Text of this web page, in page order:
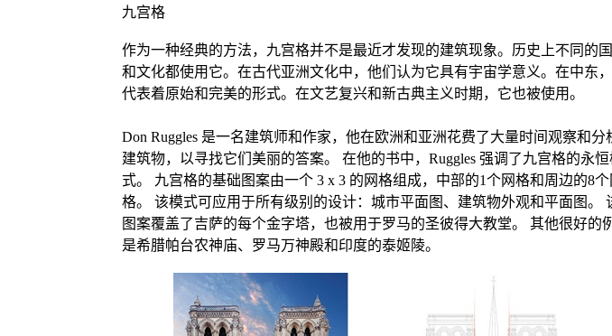
九宫格
作为一种经典的方法，九宫格并不是最近才发现的建筑现象。历史上不同的
和文化都使用它。在古代亚洲文化中，他们认为它具有宇宙学意义。在中东
代表着原始和完美的形式。在文艺复兴和新古典主义时期，它也被使用。
Don Ruggles 是一名建筑师和作家，他在欧洲和亚洲花费了大量时间观察和分
建筑物，以寻找它们美丽的答案。 在他的书中，Ruggles 强调了九宫格的永
式。 九宫格的基础图案由一个 3 x 3 的网格组成，中部的1个网格和周边的8个
格。 该模式可应用于所有级别的设计：城市平面图、建筑物外观和平面图。
图案覆盖了吉萨的每个金字塔，也被用于罗马的圣彼得大教堂。 其他很好的
是希腊帕台农神庙、罗马万神殿和印度的泰姬陵。